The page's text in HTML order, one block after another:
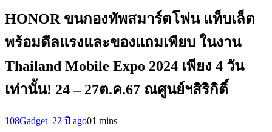
HONOR ขนกองทัพสมาร์ตโฟน แท็บเล็ต
พร้อมดีลแรงและของแถมเพียบ ในงาน
Thailand Mobile Expo 2024 เพียง 4 วัน
เท่านั้น! 24 – 27ต.ค.67 ณศูนย์ฯสิริกิติ์
108Gadget_22 ปี ago01 mins